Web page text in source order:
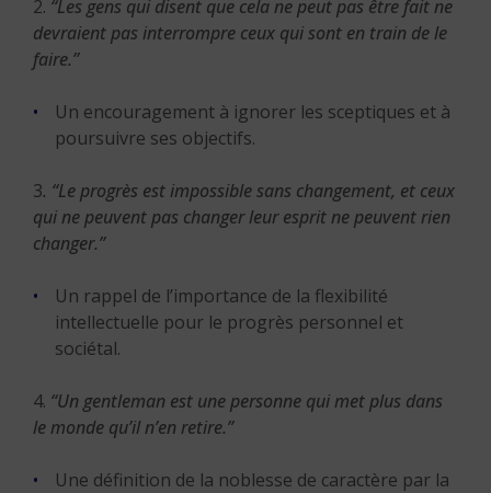
2. “Les gens qui disent que cela ne peut pas être fait ne
devraient pas interrompre ceux qui sont en train de le
faire.”
Un encouragement à ignorer les sceptiques et à
poursuivre ses objectifs.
3. “Le progrès est impossible sans changement, et ceux
qui ne peuvent pas changer leur esprit ne peuvent rien
changer.”
Un rappel de l’importance de la flexibilité
intellectuelle pour le progrès personnel et
sociétal.
4. “Un gentleman est une personne qui met plus dans
le monde qu’il n’en retire.”
Une définition de la noblesse de caractère par la